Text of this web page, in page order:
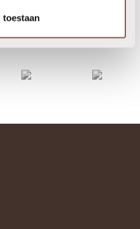
toestaan